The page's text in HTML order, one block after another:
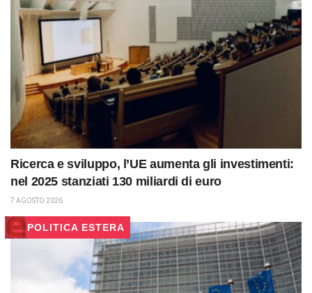
Ricerca e sviluppo, l’UE aumenta gli investimenti:
nel 2025 stanziati 130 miliardi di euro
7 AGOSTO 2026
POLITICA ESTERA